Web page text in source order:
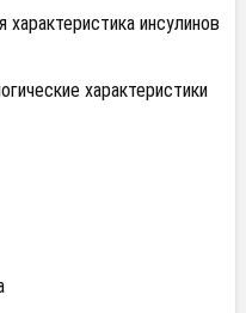
инсулинов
характеристики